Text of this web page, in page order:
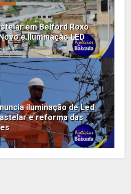
em Belford Roxo
e Iluminação LED
iluminação de Led
e reforma das